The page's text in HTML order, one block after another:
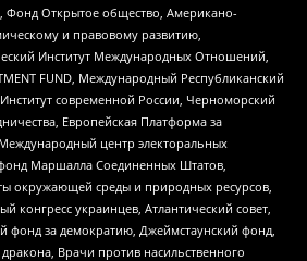
Фонд Открытое общество, Американо-
и правовому развитию,
Институт Международных Отношений,
FUND, Международный Республиканский
современной России, Черноморский
Европейская Платформа за
центр электоральных
Маршалла Соединенных Штатов,
окружающей среды и природных ресурсов,
конгресс украинцев, Атлантический совет,
фонд за демократию, Джеймстаунский фонд,
Врачи против насильственного